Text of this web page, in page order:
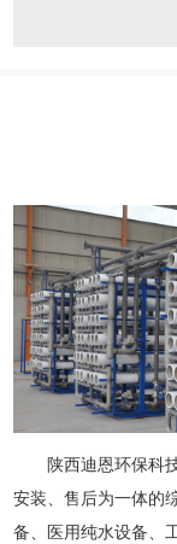
陕西迪恩环保科
安装、售后为一体的
备、医用纯水设备、